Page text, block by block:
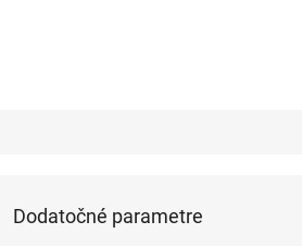
Dodatočné parametre